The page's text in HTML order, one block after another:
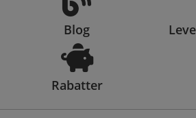
Blog
Rabatter